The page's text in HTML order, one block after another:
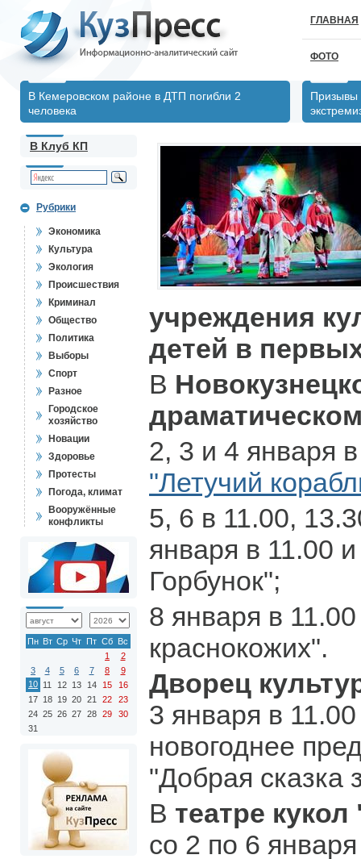
ГЛАВНАЯ
ФОТО
В Кемеровском районе в ДТП погибли 2
человека
Призывы
В Клуб КП
Рубрики
Экономика
Культура
Экология
Происшествия
Криминал
Общество
Политика
Выборы
Спорт
Разное
Городское
хозяйство
Новации
Здоровье
Протесты
Погода, климат
Вооружённые
конфликты
Пн Вт Ср Чт Пт Сб Вс
1
2
3
4 5 6 7 8
9
10 11 12 13 14 15
16
17 18 19 20 21 22
23
24 25 26 27 28 29
30
31
учреждения
детей в
В
2, 3 и 4 января
"Летучий
5, 6 в 11.00,
января в 11.00
Горбунок";
8 января в
краснокожих".
Дворец
3 января в
новогоднее
"Добрая сказка
В театре
со 2 по 6